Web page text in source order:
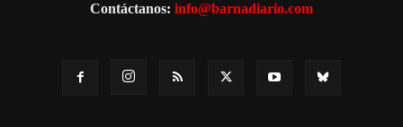
Contáctanos: info@barnadiario.com